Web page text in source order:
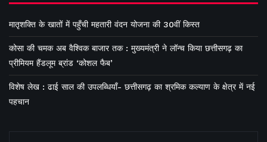
मातृशक्ति के खातों में पहुँची महतारी वंदन योजना की 30वीं किस्त
कोसा की चमक अब वैश्विक बाजार तक : मुख्यमंत्री ने लॉन्च किया छत्तीसगढ़ का
प्रीमियम हैंडलूम ब्रांड ‘कोशल फैब’
विशेष लेख : ढाई साल की उपलब्धियाँ- छत्तीसगढ़ का श्रमिक कल्याण के क्षेत्र में नई
पहचान